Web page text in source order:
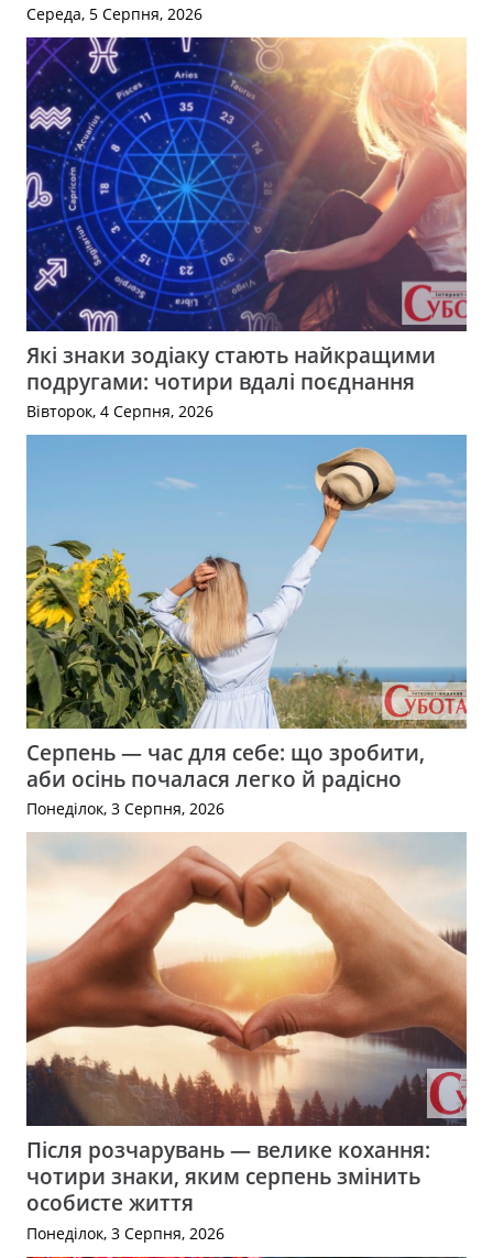
Середа, 5 Серпня, 2026
Які знаки зодіаку стають найкращими
подругами: чотири вдалі поєднання
Вівторок, 4 Серпня, 2026
Серпень — час для себе: що зробити,
аби осінь почалася легко й радісно
Понеділок, 3 Серпня, 2026
Після розчарувань — велике кохання:
чотири знаки, яким серпень змінить
особисте життя
Понеділок, 3 Серпня, 2026